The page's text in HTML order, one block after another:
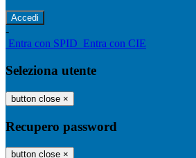
-
Entra con SPID Entra con CIE
Seleziona utente
button close ×
Recupero password
button close ×